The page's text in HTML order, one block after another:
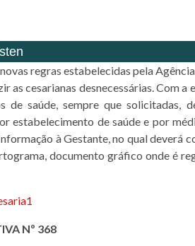
regras estabelecidas pela
cesarianas desnecessárias. Com a
de saúde, sempre que solicitadas,
estabelecimento de saúde e por
à Gestante, no qual deverá
documento gráfico onde é
Nº 368